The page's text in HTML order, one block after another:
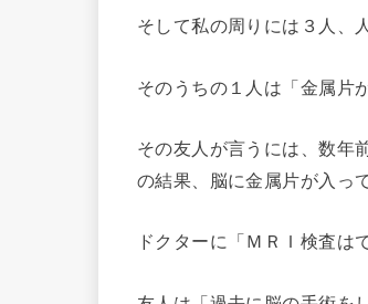
そして私の周りには３人、
そのうちの１人は「金属片
その友人が言うには、数年
の結果、脳に金属片が入っ
ドクターに「ＭＲＩ検査は